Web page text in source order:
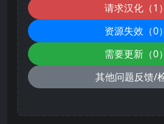
请求汉化（1）
资源失效（0）
需要更新（0）
其他问题反馈/